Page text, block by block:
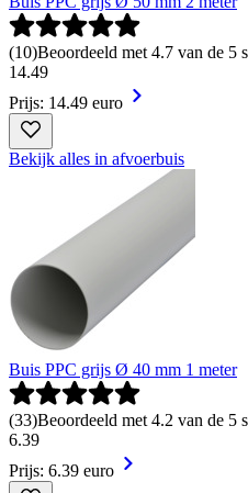
(10)Beoordeeld met 4.7 van de 5
14.49
Prijs: 14.49 euro
Bekijk alles in afvoerbuis
Buis PPC grijs Ø 40 mm 1 meter
(33)Beoordeeld met 4.2 van de 5
6.39
Prijs: 6.39 euro